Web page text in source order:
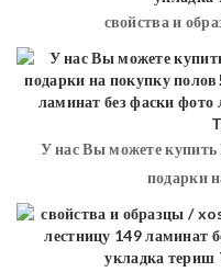
свойства и
У нас Вы можете
подарки